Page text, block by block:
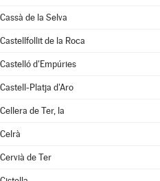
Cassà de la Selva
Castellfollit de la Roca
Castelló d'Empúries
Castell-Platja d'Aro
Cellera de Ter, la
Celrà
Cervià de Ter